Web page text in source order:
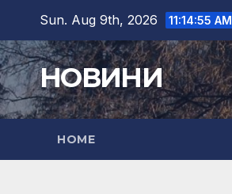
content
Sun. Aug 9th, 2026 11:14:57 AM
НОВИНИ
HOME